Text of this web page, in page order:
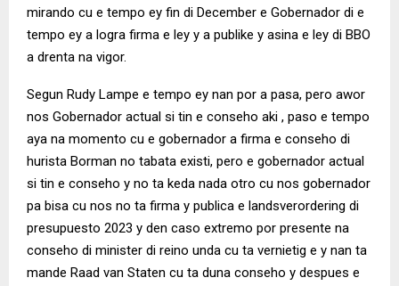
mirando cu e tempo ey fin di December e Gobernador di e
tempo ey a logra firma e ley y a publike y asina e ley di BBO
a drenta na vigor.
Segun Rudy Lampe e tempo ey nan por a pasa, pero awor
nos Gobernador actual si tin e conseho aki , paso e tempo
aya na momento cu e gobernador a firma e conseho di
hurista Borman no tabata existi, pero e gobernador actual
si tin e conseho y no ta keda nada otro cu nos gobernador
pa bisa cu nos no ta firma y publica e landsverordering di
presupuesto 2023 y den caso extremo por presente na
conseho di minister di reino unda cu ta vernietig e y nan ta
mande Raad van Staten cu ta duna conseho y despues e